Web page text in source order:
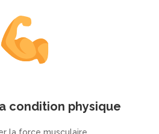
condition physique